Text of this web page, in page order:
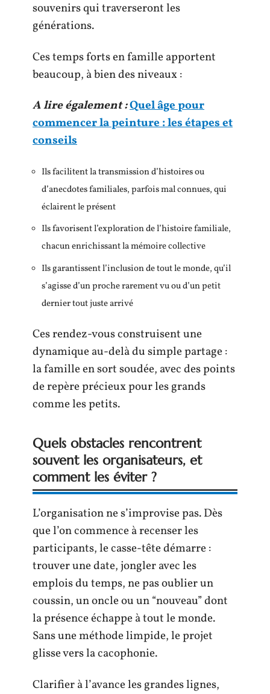
souvenirs qui traverseront les
générations.
Ces temps forts en famille apportent
beaucoup, à bien des niveaux :
A lire également :Quel âge pour
commencer la peinture : les étapes et
conseils
Ils facilitent la transmission d’histoires ou
d’anecdotes familiales, parfois mal connues, qui
éclairent le présent
Ils favorisent l’exploration de l’histoire familiale,
chacun enrichissant la mémoire collective
Ils garantissent l’inclusion de tout le monde, qu’il
s’agisse d’un proche rarement vu ou d’un petit
dernier tout juste arrivé
Ces rendez-vous construisent une
dynamique au-delà du simple partage :
la famille en sort soudée, avec des points
de repère précieux pour les grands
comme les petits.
Quels obstacles rencontrent
souvent les organisateurs, et
comment les éviter ?
L’organisation ne s’improvise pas. Dès
que l’on commence à recenser les
participants, le casse-tête démarre :
trouver une date, jongler avec les
emplois du temps, ne pas oublier un
coussin, un oncle ou un “nouveau” dont
la présence échappe à tout le monde.
Sans une méthode limpide, le projet
glisse vers la cacophonie.
Clarifier à l’avance les grandes lignes,